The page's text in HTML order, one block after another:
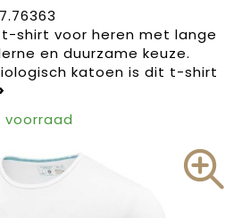
shirt voor heren met lange
en duurzame keuze.
katoen is dit t-shirt
voorraad